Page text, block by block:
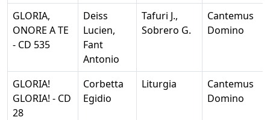
GLORIA,
ONORE A TE
- CD 535
Deiss
Lucien,
Fant
Antonio
Tafuri J.,
Sobrero G.
Cantemus
Domino
GLORIA!
GLORIA! - CD
28
Corbetta
Egidio
Liturgia
Cantemus
Domino